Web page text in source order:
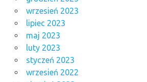
wrzesień 2023
lipiec 2023
maj 2023
luty 2023
styczeń 2023
wrzesień 2022